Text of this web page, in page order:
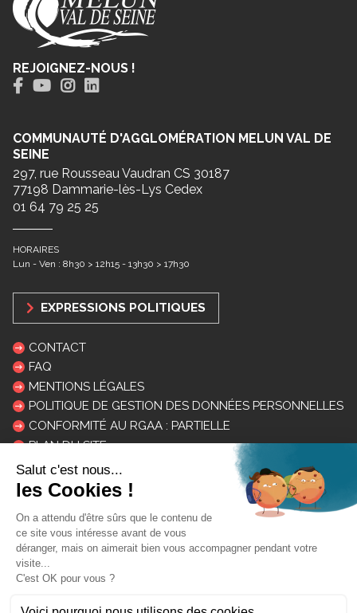
REJOIGNEZ-NOUS !
COMMUNAUTÉ D'AGGLOMÉRATION MELUN VAL DE
SEINE
297, rue Rousseau Vaudran CS 30187
77198 Dammarie-lès-Lys Cedex
01 64 79 25 25
HORAIRES
Lun - Ven : 8h30 > 12h15 - 13h30 > 17h30
EXPRESSIONS POLITIQUES
CONTACT
FAQ
MENTIONS LÉGALES
POLITIQUE DE GESTION DES DONNÉES PERSONNELLES
CONFORMITÉ AU RGAA : PARTIELLE
PLAN DU SITE
LOGOS ET CHARTE
INSCRIPTION NEWSLETTER
Mon courriel: